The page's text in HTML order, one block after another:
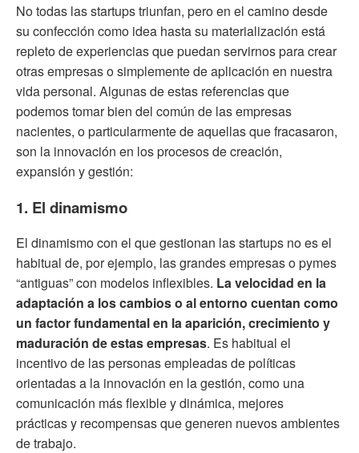
No todas las startups triunfan, pero en el camino desde
su confección como idea hasta su materialización está
repleto de experiencias que puedan servirnos para crear
otras empresas o simplemente de aplicación en nuestra
vida personal. Algunas de estas referencias que
podemos tomar bien del común de las empresas
nacientes, o particularmente de aquellas que fracasaron,
son la innovación en los procesos de creación,
expansión y gestión:
1. El dinamismo
El dinamismo con el que gestionan las startups no es el
habitual de, por ejemplo, las grandes empresas o pymes
“antiguas” con modelos inflexibles. La velocidad en la
adaptación a los cambios o al entorno cuentan como
un factor fundamental en la aparición, crecimiento y
maduración de estas empresas. Es habitual el
incentivo de las personas empleadas de políticas
orientadas a la innovación en la gestión, como una
comunicación más flexible y dinámica, mejores
prácticas y recompensas que generen nuevos ambientes
de trabajo.